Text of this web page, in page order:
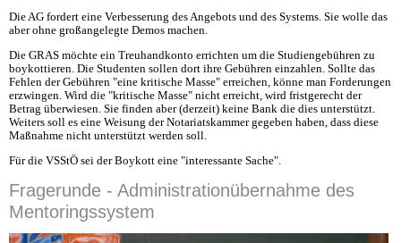
Die AG fordert eine Verbesserung des Angebots und des Systems. Sie wolle das
aber ohne großangelegte Demos machen.
Die GRAS möchte ein Treuhandkonto errichten um die Studiengebühren zu
boykottieren. Die Studenten sollen dort ihre Gebühren einzahlen. Sollte das
Fehlen der Gebühren "eine kritische Masse" erreichen, könne man Forderungen
erzwingen. Wird die "kritische Masse" nicht erreicht, wird fristgerecht der
Betrag überwiesen. Sie finden aber (derzeit) keine Bank die dies unterstützt.
Weiters soll es eine Weisung der Notariatskammer gegeben haben, dass diese
Maßnahme nicht unterstützt werden soll.
Für die VSStÖ sei der Boykott eine "interessante Sache".
Fragerunde - Administrationübernahme des
Mentoringssystem